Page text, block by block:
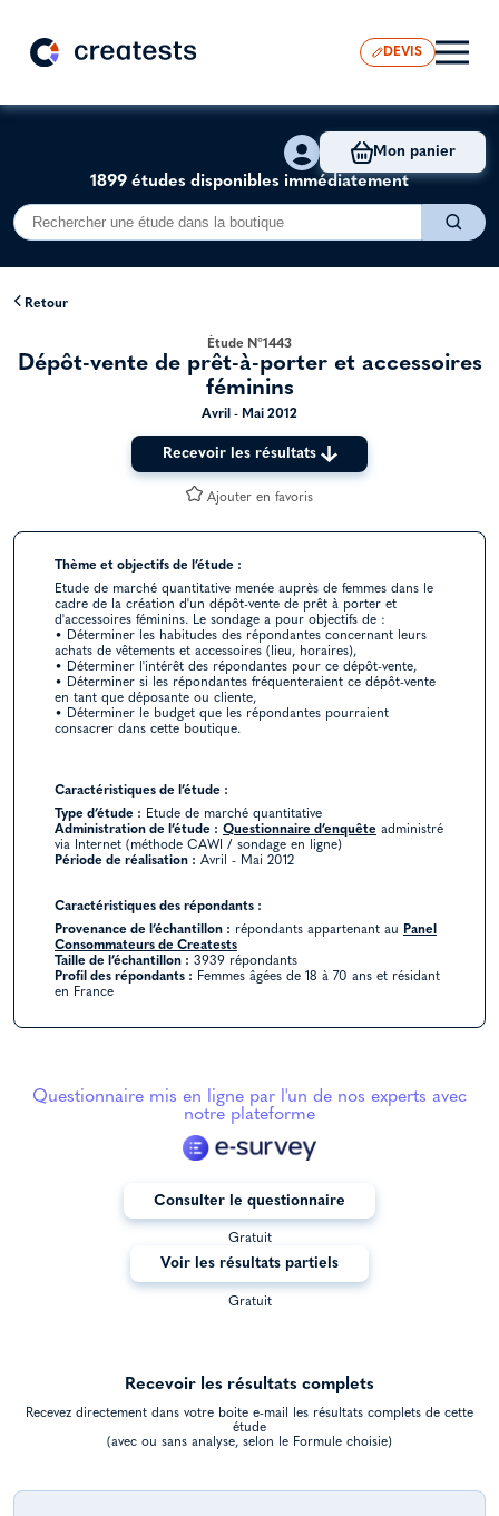
DEVIS
1899 études disponibles immédiatement
Mon panier
Retour
Étude N°1443
Dépôt-vente de prêt-à-porter et accessoires
féminins
Avril - Mai 2012
Recevoir les résultats
Ajouter en favoris
Thème et objectifs de l’étude :
Etude de marché quantitative menée auprès de femmes dans le
cadre de la création d'un dépôt-vente de prêt à porter et
d'accessoires féminins. Le sondage a pour objectifs de :
• Déterminer les habitudes des répondantes concernant leurs
achats de vêtements et accessoires (lieu, horaires),
• Déterminer l'intérêt des répondantes pour ce dépôt-vente,
• Déterminer si les répondantes fréquenteraient ce dépôt-vente
en tant que déposante ou cliente,
• Déterminer le budget que les répondantes pourraient
consacrer dans cette boutique.
Caractéristiques de l’étude :
Type d’étude : Etude de marché quantitative
Administration de l’étude : Questionnaire d’enquête administré
via Internet (méthode CAWI / sondage en ligne)
Période de réalisation : Avril - Mai 2012
Caractéristiques des répondants :
Provenance de l’échantillon : répondants appartenant au Panel
Consommateurs de Creatests
Taille de l’échantillon : 3939 répondants
Profil des répondants : Femmes âgées de 18 à 70 ans et résidant
en France
Questionnaire mis en ligne par l'un de nos experts avec
notre plateforme
Consulter le questionnaire
Gratuit
Voir les résultats partiels
Gratuit
Recevoir les résultats complets
Recevez directement dans votre boite e-mail les résultats complets de cette
étude
(avec ou sans analyse, selon le Formule choisie)